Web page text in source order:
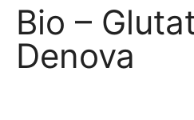
Bio –
Denova